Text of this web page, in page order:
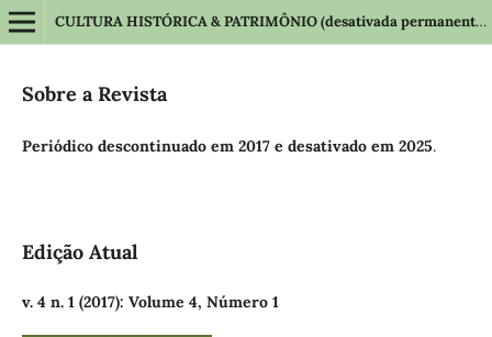
CULTURA HISTÓRICA & PATRIMÔNIO (desativada permanentemente em 2025)
Sobre a Revista
Periódico descontinuado em 2017 e desativado em 2025.
Edição Atual
v. 4 n. 1 (2017): Volume 4, Número 1